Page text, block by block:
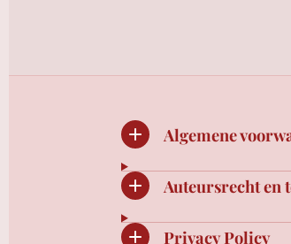
Algemene
Auteursrecht en
Privacy Policy